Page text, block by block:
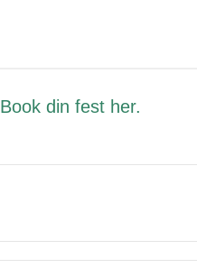
Book din fest her.